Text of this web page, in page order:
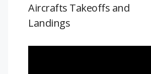
Aircrafts Takeoffs and
Landings